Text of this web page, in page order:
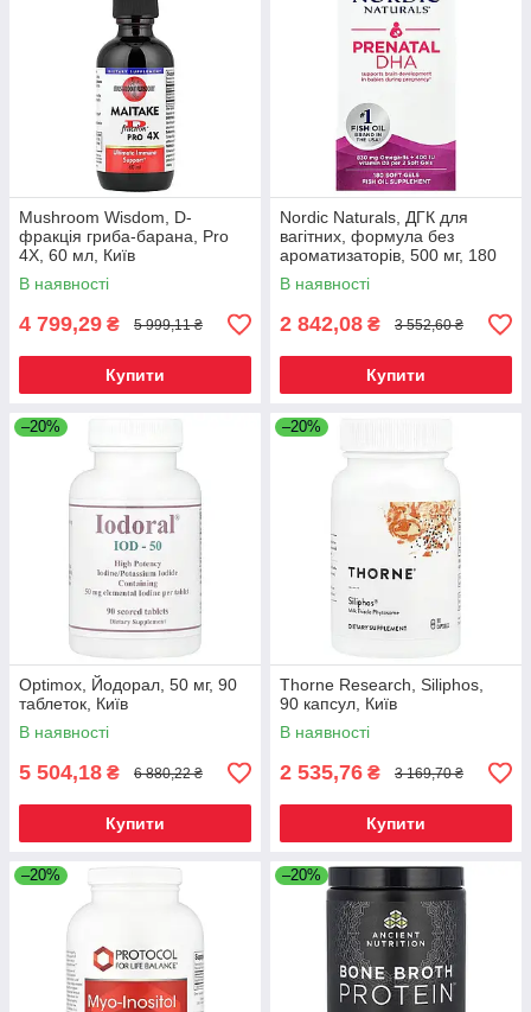
Mushroom Wisdom, D-
фракція гриба-барана, Pro
4X, 60 мл, Київ
В наявності
4 799,29 ₴ 5 999,11 ₴
Купити
Nordic Naturals, ДГК для
вагітних, формула без
ароматизаторів, 500 мг, 180
желатинових капсул, Київ
В наявності
2 842,08 ₴ 3 552,60 ₴
Купити
–20%
Optimox, Йодорал, 50 мг, 90
таблеток, Київ
В наявності
5 504,18 ₴ 6 880,22 ₴
Купити
–20%
Thorne Research, Siliphos,
90 капсул, Київ
В наявності
2 535,76 ₴ 3 169,70 ₴
Купити
–20% –20%